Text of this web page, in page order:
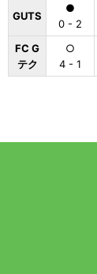
GUTS
●
0 - 2
FC G
テク
○
4 - 1